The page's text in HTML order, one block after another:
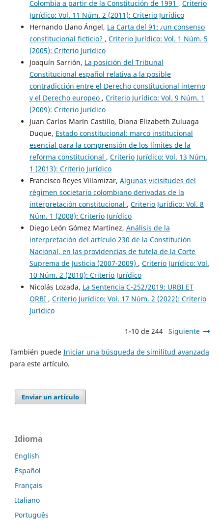
Colombia a partir de la Constitución de 1991 , Criterio
Jurídico: Vol. 11 Núm. 2 (2011): Criterio Jurídico
Hernando Llano Ángel, La Carta del 91: ¿un consenso
constitucional ficticio? , Criterio Jurídico: Vol. 1 Núm. 5
(2005): Criterio Jurídico
Joaquín Sarrión, La posición del Tribunal
Constitucional español relativa a la posible
contradicción entre el Derecho constitucional interno
y el Derecho europeo , Criterio Jurídico: Vol. 9 Núm. 1
(2009): Criterio Jurídico
Juan Carlos Marín Castillo, Diana Elizabeth Zuluaga
Duque, Estado constitucional: marco institucional
esencial para la comprensión de los límites de la
reforma constitucional , Criterio Jurídico: Vol. 13 Núm.
1 (2013): Criterio Jurídico
Francisco Reyes Villamizar, Algunas vicisitudes del
régimen societario colombiano derivadas de la
interpretación constitucional , Criterio Jurídico: Vol. 8
Núm. 1 (2008): Criterio Jurídico
Diego León Gómez Martínez, Análisis de la
interpretación del artículo 230 de la Constitución
Nacional, en las providencias de tutela de la Corte
Suprema de Justicia (2007-2009) , Criterio Jurídico: Vol.
10 Núm. 2 (2010): Criterio Jurídico
Nicolás Lozada, La Sentencia C-252/2019: URBI ET
ORBI , Criterio Jurídico: Vol. 17 Núm. 2 (2022): Criterio
Jurídico
1-10 de 244 Siguiente
También puede Iniciar una búsqueda de similitud avanzada
para este artículo.
Enviar un artículo
Idioma
English
Español
Français
Italiano
Português